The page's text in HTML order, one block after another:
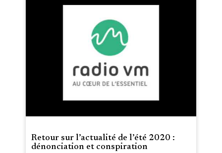
Retour sur l’actualité de l’été 2020 :
dénonciation et conspiration